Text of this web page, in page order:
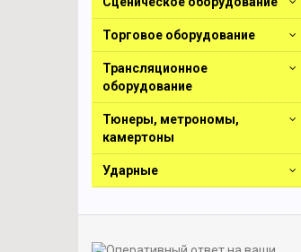
Торговое оборудование
Трансляционное
оборудование
Тюнеры, метрономы,
камертоны
Ударные